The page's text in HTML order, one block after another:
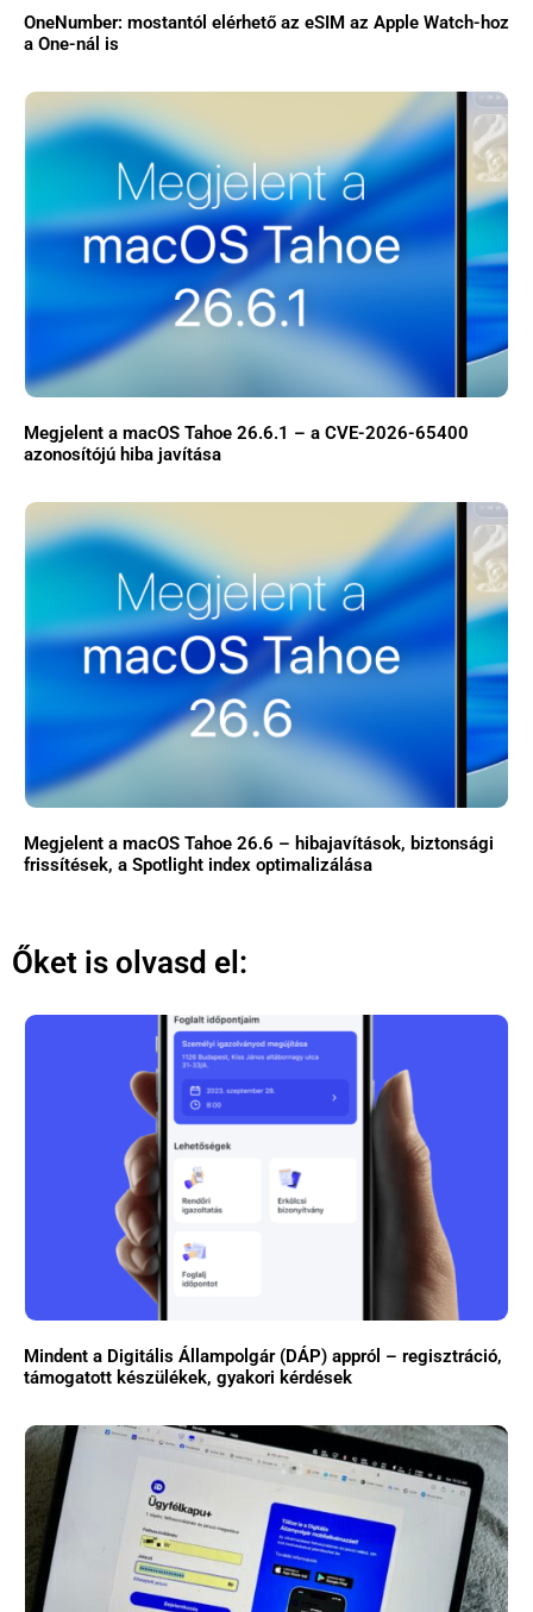
OneNumber: mostantól elérhető az eSIM az Apple Watch-hoz
a One-nál is
Megjelent a macOS Tahoe 26.6.1 – a CVE-2026-65400
azonosítójú hiba javítása
Megjelent a macOS Tahoe 26.6 – hibajavítások, biztonsági
frissítések, a Spotlight index optimalizálása
Őket is olvasd el:
Mindent a Digitális Állampolgár (DÁP) appról – regisztráció,
támogatott készülékek, gyakori kérdések